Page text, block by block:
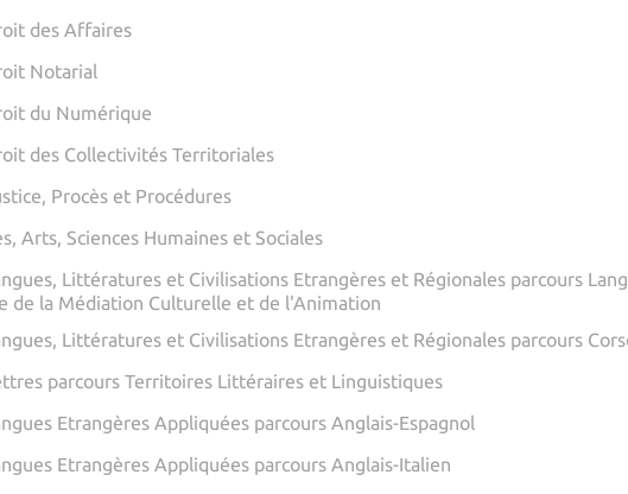
des Affaires
Notarial
du Numérique
des Collectivités Territoriales
Procès et Procédures
Arts, Sciences Humaines et Sociales
Littératures et Civilisations Etrangères et Régionales parcours
de la Médiation Culturelle et de l'Animation
Littératures et Civilisations Etrangères et Régionales parcours
parcours Territoires Littéraires et Linguistiques
Etrangères Appliquées parcours Anglais-Espagnol
Etrangères Appliquées parcours Anglais-Italien